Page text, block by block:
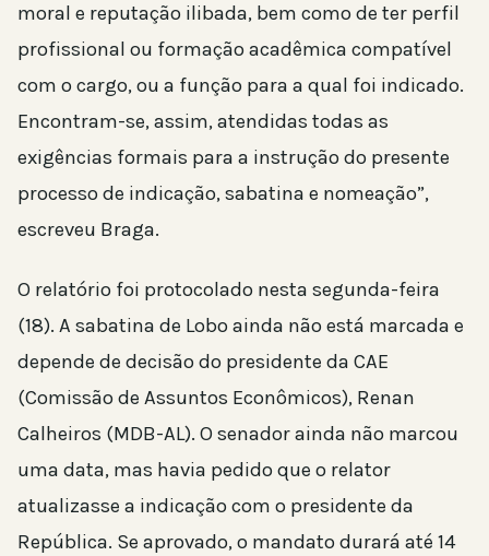
moral e reputação ilibada, bem como de ter perfil
profissional ou formação acadêmica compatível
com o cargo, ou a função para a qual foi indicado.
Encontram-se, assim, atendidas todas as
exigências formais para a instrução do presente
processo de indicação, sabatina e nomeação”,
escreveu Braga.
O relatório foi protocolado nesta segunda-feira
(18). A sabatina de Lobo ainda não está marcada e
depende de decisão do presidente da CAE
(Comissão de Assuntos Econômicos), Renan
Calheiros (MDB-AL). O senador ainda não marcou
uma data, mas havia pedido que o relator
atualizasse a indicação com o presidente da
República. Se aprovado, o mandato durará até 14